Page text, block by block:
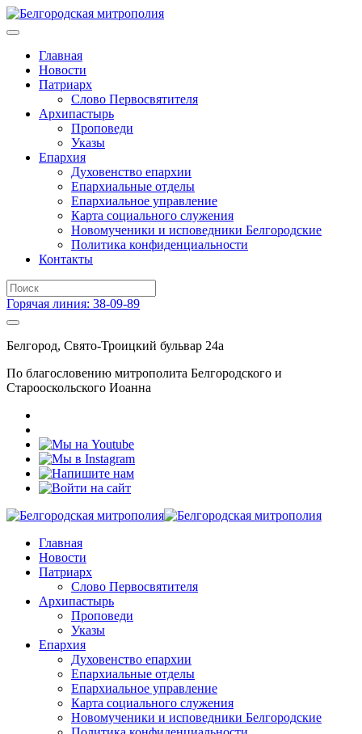
Главная
Новости
Патриарх
Слово Первосвятителя
Архипастырь
Проповеди
Указы
Епархия
Духовенство епархии
Епархиальные отделы
Епархиальное управление
Карта социального служения
Новомученики и исповедники Белгородские
Политика конфиденциальности
Контакты
Горячая линия: 38-09-89
Белгород, Свято-Троицкий бульвар 24а
По благословению митрополита Белгородского и
Старооскольского Иоанна
Главная
Новости
Патриарх
Слово Первосвятителя
Архипастырь
Проповеди
Указы
Епархия
Духовенство епархии
Епархиальные отделы
Епархиальное управление
Карта социального служения
Новомученики и исповедники Белгородские